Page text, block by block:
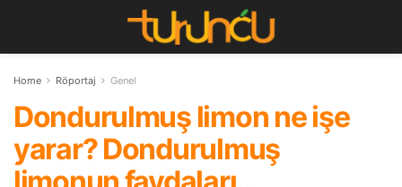
Home Röportaj Genel
Dondurulmuş limon ne işe
yarar? Dondurulmuş